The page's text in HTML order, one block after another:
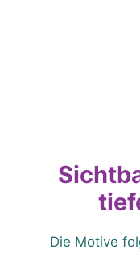
Die Motive